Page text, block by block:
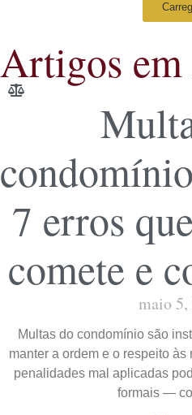
Artigos
7 erros
comete e
maio
Multas do condomínio são
manter a ordem e o respeito
penalidades mal aplicadas
formais —